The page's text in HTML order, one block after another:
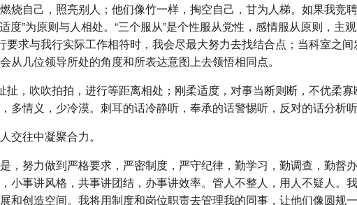
烧自己，照亮别人；他们像竹一样，掏空自己，甘为人梯。如果我竞
度”为原则与人相处。“三个服从”是个性服从党性，感情服从原则，
要求与我行实际工作相符时，我会尽最大努力去找结合点；当科室之
从几位领导所处的角度和所表达意图上去领悟相同点。
扯，吹吹拍拍，进行等距离相处；刚柔适度，对事当断则断，不优柔
多情义，少冷漠。刺耳的话冷静听，奉承的话警惕听，反对的话分析
交往中凝聚合力。
，努力做到严格要求，严密制度，严守纪律，勤学习，勤调查，勤督
小事讲风格，共事讲团结，办事讲效率。管人不整人，用人不疑人。
和创造空间。我将用制度和岗位职责去管理我的同事，让他们像圆规